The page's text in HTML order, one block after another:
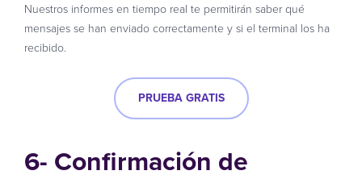
Nuestros informes en tiempo real te permitirán saber qué
mensajes se han enviado correctamente y si el terminal los ha
recibido.
PRUEBA GRATIS
6- Confirmación de